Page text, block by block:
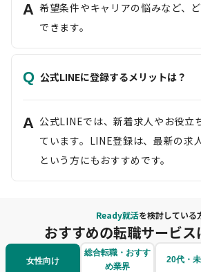
A 希望条件やキャリアの悩みなど、
できます。
Q 公式LINEに登録するメリットは？
A 公式LINEでは、新着求人やお役立
ています。LINE登録は、最新の求
という方にもおすすめです。
Ready就活を検討している
おすすめの転職サービス
女性向け
総合転職・おすす
め業界
20代・